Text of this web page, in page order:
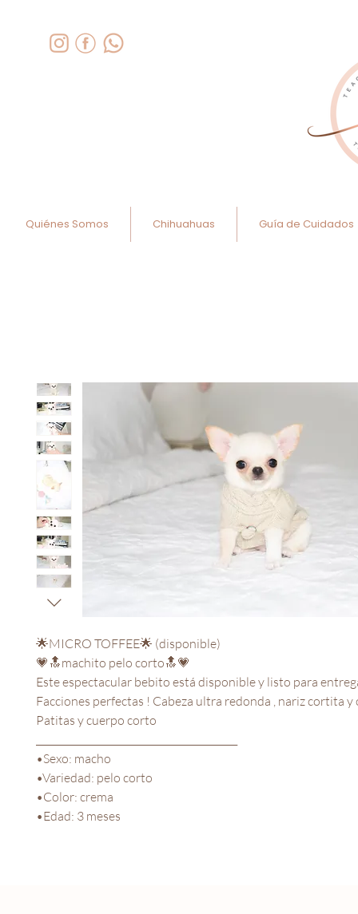
Quiénes Somos Chihuahuas Guía de Cuidados
🌟MICRO TOFFEE🌟 (disponible)
💗🔝machito pelo corto🔝💗
Este espectacular bebito está disponible y listo para
Facciones perfectas ! Cabeza ultra redonda , nariz cortita y
Patitas y cuerpo corto
•Sexo: macho
•Variedad: pelo corto
•Color: crema
•Edad: 3 meses